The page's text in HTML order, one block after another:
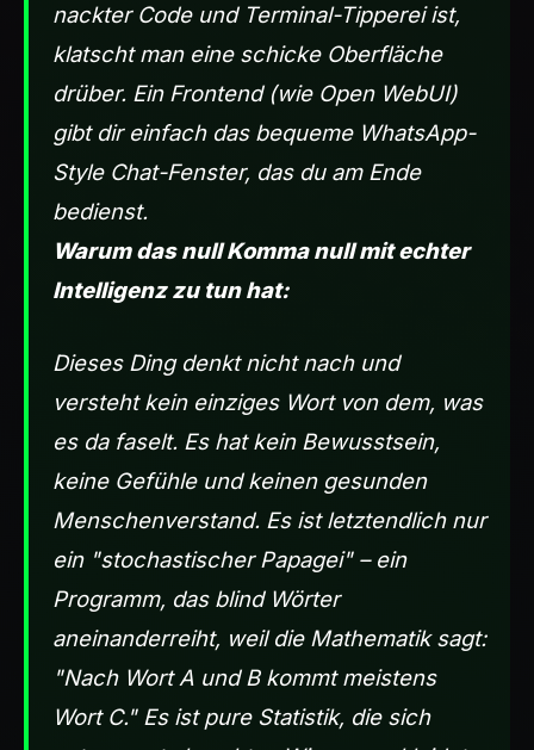
nackter Code und Terminal-Tipperei ist,
klatscht man eine schicke Oberfläche
drüber. Ein Frontend (wie Open WebUI)
gibt dir einfach das bequeme WhatsApp-
Style Chat-Fenster, das du am Ende
bedienst.
Warum das null Komma null mit echter
Intelligenz zu tun hat:
Dieses Ding denktnicht nach und
verstehtkein einziges Wort von dem, was
es da faselt. Es hat kein Bewusstsein,
keine Gefühle und keinen gesunden
Menschenverstand. Es ist letztendlich nur
ein "stochastischer Papagei" – ein
Programm, das blind Wörter
aneinanderreiht, weil die Mathematik sagt:
"Nach Wort A und B kommt meistens
Wort C." Es ist pure Statistik, die sich